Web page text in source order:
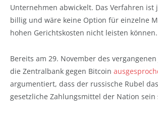
Unternehmen abwickelt. Das Verfahren ist
billig und wäre keine Option für einzelne
hohen Gerichtskosten nicht leisten können.
Bereits am 29. November des
die Zentralbank gegen Bitcoin
argumentiert, dass der russische Rubel
gesetzliche Zahlungsmittel der Nation sein